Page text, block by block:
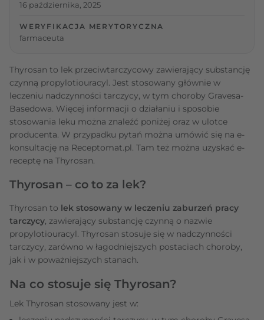
16 października, 2025
WERYFIKACJA MERYTORYCZNA
farmaceuta
Thyrosan to lek przeciwtarczycowy zawierający substancję
czynną propylotiouracyl. Jest stosowany głównie w
leczeniu nadczynności tarczycy, w tym choroby Gravesa-
Basedowa. Więcej informacji o działaniu i sposobie
stosowania leku można znaleźć poniżej oraz w ulotce
producenta. W przypadku pytań można umówić się na e-
konsultację na Receptomat.pl. Tam też można uzyskać e-
receptę na Thyrosan.
Thyrosan – co to za lek?
Thyrosan to lek stosowany w leczeniu zaburzeń pracy
tarczycy, zawierający substancję czynną o nazwie
propylotiouracyl. Thyrosan stosuje się w nadczynności
tarczycy, zarówno w łagodniejszych postaciach choroby,
jak i w poważniejszych stanach.
Na co stosuje się Thyrosan?
Lek Thyrosan stosowany jest w: